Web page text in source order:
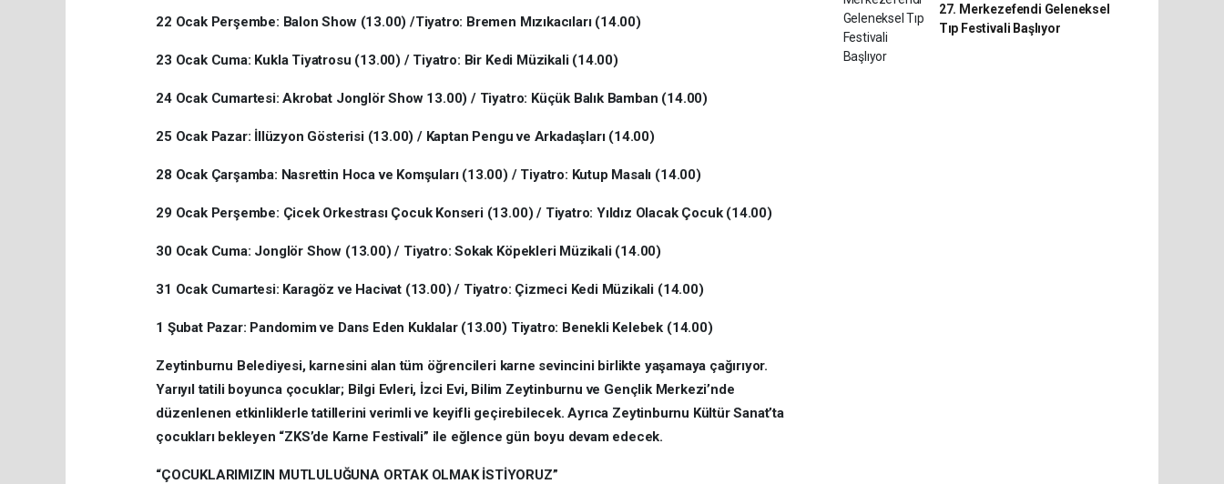
22 Ocak Perşembe: Balon Show (13.00) /Tiyatro: Bremen Mızıkacıları (14.00)
23 Ocak Cuma: Kukla Tiyatrosu (13.00) / Tiyatro: Bir Kedi Müzikali (14.00)
24 Ocak Cumartesi: Akrobat Jonglör Show 13.00) / Tiyatro: Küçük Balık Bamban (14.00)
25 Ocak Pazar: İllüzyon Gösterisi (13.00) / Kaptan Pengu ve Arkadaşları (14.00)
28 Ocak Çarşamba: Nasrettin Hoca ve Komşuları (13.00) / Tiyatro: Kutup Masalı (14.00)
29 Ocak Perşembe: Çicek Orkestrası Çocuk Konseri (13.00) / Tiyatro: Yıldız Olacak Çocuk (14.00)
30 Ocak Cuma: Jonglör Show (13.00) / Tiyatro: Sokak Köpekleri Müzikali (14.00)
31 Ocak Cumartesi: Karagöz ve Hacivat (13.00) / Tiyatro: Çizmeci Kedi Müzikali (14.00)
1 Şubat Pazar: Pandomim ve Dans Eden Kuklalar (13.00) Tiyatro: Benekli Kelebek (14.00)
Zeytinburnu Belediyesi, karnesini alan tüm öğrencileri karne sevincini birlikte yaşamaya çağırıyor.
Yarıyıl tatili boyunca çocuklar; Bilgi Evleri, İzci Evi, Bilim Zeytinburnu ve Gençlik Merkezi’nde
düzenlenen etkinliklerle tatillerini verimli ve keyifli geçirebilecek. Ayrıca Zeytinburnu Kültür Sanat’ta
çocukları bekleyen “ZKS’de Karne Festivali” ile eğlence gün boyu devam edecek.
“ÇOCUKLARIMIZIN MUTLULUĞUNA ORTAK OLMAK İSTİYORUZ”
27. Merkezefendi Geleneksel
Tıp Festivali Başlıyor